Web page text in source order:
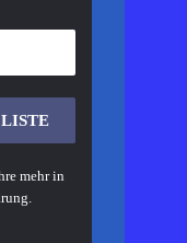
mehr in
.